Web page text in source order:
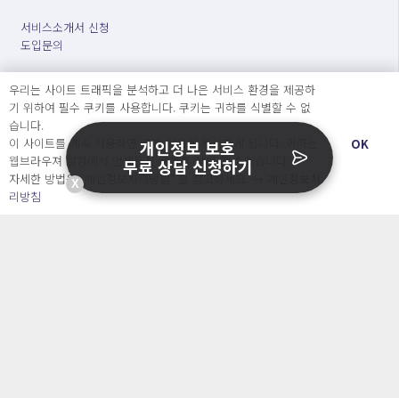
서비스소개서 신청
도입문의
서비스 소개
개인정보 보호 컨설팅
가격
정부지원사업
블로그&자료실
우리는 사이트 트래픽을 분석하고 더 나은 서비스 환경을 제공하
기 위하여 필수 쿠키를 사용합니다. 쿠키는 귀하를 식별할 수 없
습니다.
이 사이트를 계속 사용하면 쿠키 사용에 동의하게 됩니다. 귀하는
웹브라우져 설정에서 언제든지 쿠키를 삭제 할 수있습니다.
자세한 방법은 “개인정보처리방침” 을 참고하세요. →
리방침
OK
X
개인정보 보호
무료 상담 신청하기